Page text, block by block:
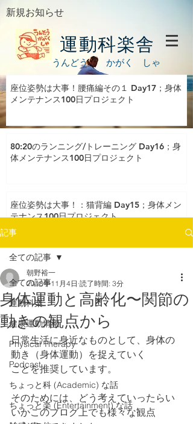
新規お知らせ
運動科楽舎
うんどう かがく しゃ
座位姿勢は大事！腰痛編その１ Day17；身体
メンテナンス100日プロジェクト
80:20のランニング/トレーニング Day16；身
体メンテナンス100日プロジェクト
座位姿勢は大事！：猫背編 Day15；身体メン
テナンス100日プロジェクト
記事
全ての記事
運動科楽
健康運動情報
Physical Therapy
Podcast
ちょっと科 (Academic) な話
ちょっと楽 (Entertainment) な話
全ての記事
身体運動と高齢化〜関節の
動きの観点から
朝野裕一
2018年11月4日 読了時間: 3分
日常生活に身近なものとして、身体の
動き（身体運動）を捉えていく
ことを推奨しています。
そのためには、どう考えていったらい
いかこのブログ上でも様々な観点